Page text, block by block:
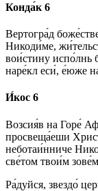
Конда́к 6
Вертогра́д
Никоди́ме,
вои́стину испо́лнь
наре́кл еси́, е́юже
И́кос 6
Возсия́в на Горе́
просвеща́еши
неботаи́нниче
све́том твои́м
Ра́дуйся, звездо́